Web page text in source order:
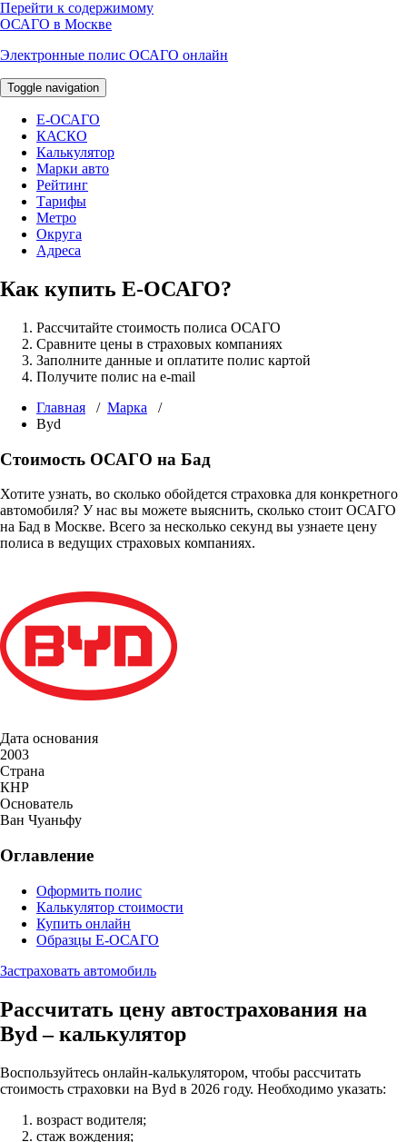
Перейти к содержимому
ОСАГО в Москве
Электронные полис ОСАГО онлайн
Toggle navigation
E-ОСАГО
КАСКО
Калькулятор
Марки авто
Рейтинг
Тарифы
Метро
Округа
Адреса
Как купить Е-ОСАГО?
Рассчитайте стоимость полиса ОСАГО
Сравните цены в страховых компаниях
Заполните данные и оплатите полис картой
Получите полис на e-mail
Главная / Марка /
Byd
Стоимость ОСАГО на Бад
Хотите узнать, во сколько обойдется страховка для конкретного
автомобиля? У нас вы можете выяснить, сколько стоит ОСАГО
на Бад в Москве. Всего за несколько секунд вы узнаете цену
полиса в ведущих страховых компаниях.
Дата основания
2003
Страна
КНР
Основатель
Ван Чуаньфу
Оглавление
Оформить полис
Калькулятор стоимости
Купить онлайн
Образцы Е-ОСАГО
Застраховать автомобиль
Рассчитать цену автострахования на
Byd – калькулятор
Воспользуйтесь онлайн-калькулятором, чтобы рассчитать
стоимость страховки на Byd в 2026 году. Необходимо указать:
возраст водителя;
стаж вождения;